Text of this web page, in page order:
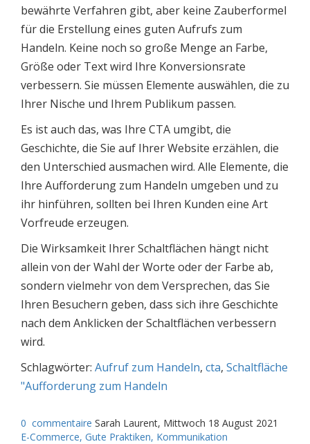
bewährte Verfahren gibt, aber keine Zauberformel
für die Erstellung eines guten Aufrufs zum
Handeln. Keine noch so große Menge an Farbe,
Größe oder Text wird Ihre Konversionsrate
verbessern. Sie müssen Elemente auswählen, die zu
Ihrer Nische und Ihrem Publikum passen.
Es ist auch das, was Ihre CTA umgibt, die
Geschichte, die Sie auf Ihrer Website erzählen, die
den Unterschied ausmachen wird. Alle Elemente, die
Ihre Aufforderung zum Handeln umgeben und zu
ihr hinführen, sollten bei Ihren Kunden eine Art
Vorfreude erzeugen.
Die Wirksamkeit Ihrer Schaltflächen hängt nicht
allein von der Wahl der Worte oder der Farbe ab,
sondern vielmehr von dem Versprechen, das Sie
Ihren Besuchern geben, dass sich ihre Geschichte
nach dem Anklicken der Schaltflächen verbessern
wird.
Schlagwörter: Aufruf zum Handeln, cta, Schaltfläche
"Aufforderung zum Handeln
0 commentaire Sarah Laurent, Mittwoch 18 August 2021
E-Commerce, Gute Praktiken, Kommunikation